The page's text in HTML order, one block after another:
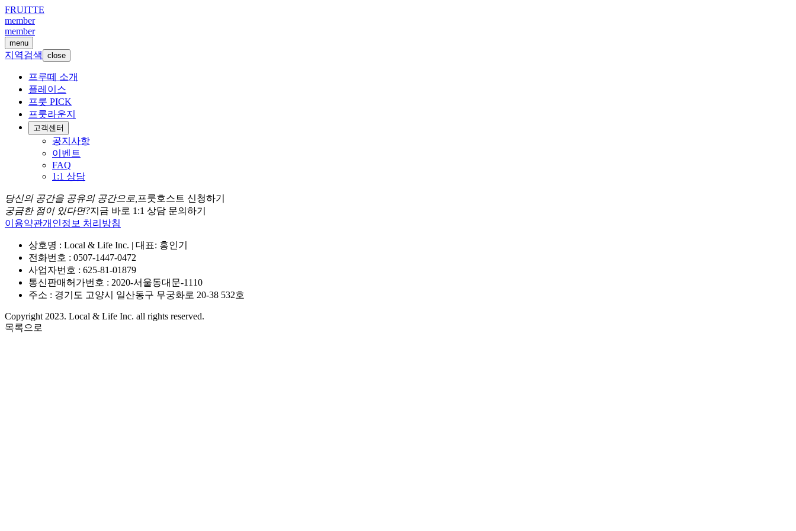
FRUITTE
member
member
menu
지역검색 close
프루떼 소개
플레이스
프룻 PICK
프룻라운지
고객센터
공지사항
이벤트
FAQ
1:1 상담
당신의 공간을 공유의 공간으로, 프룻호스트 신청하기
궁금한 점이 있다면?지금 바로 1:1 상담 문의하기
이용약관개인정보 처리방침
상호명 : Local & Life Inc. | 대표: 홍인기
전화번호 : 0507-1447-0472
사업자번호 : 625-81-01879
통신판매허가번호 : 2020-서울동대문-1110
주소 : 경기도 고양시 일산동구 무궁화로 20-38 532호
Copyright 2023. Local & Life Inc. all rights reserved.
목록으로